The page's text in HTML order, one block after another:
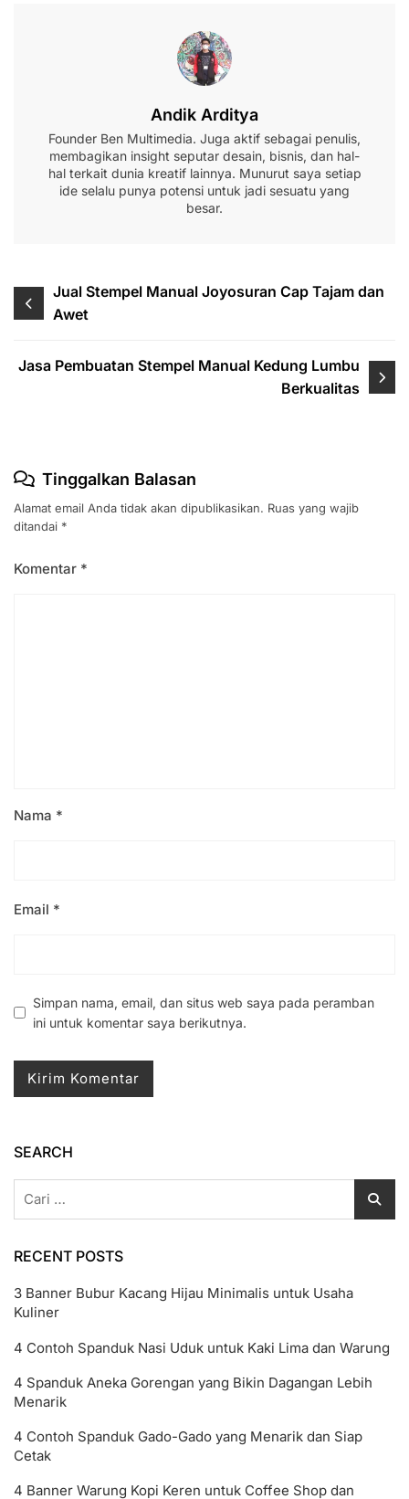
Andik Arditya
Founder Ben Multimedia. Juga aktif sebagai penulis,
membagikan insight seputar desain, bisnis, dan hal-
hal terkait dunia kreatif lainnya. Munurut saya setiap
ide selalu punya potensi untuk jadi sesuatu yang
besar.
Navigasi
pos
Jual Stempel Manual Joyosuran Cap Tajam dan
Awet
Jasa Pembuatan Stempel Manual Kedung Lumbu
Berkualitas
Tinggalkan Balasan
Alamat email Anda tidak akan dipublikasikan. Ruas yang wajib
ditandai *
Komentar *
Nama *
Email *
Simpan nama, email, dan situs web saya pada peramban
ini untuk komentar saya berikutnya.
SEARCH
RECENT POSTS
3 Banner Bubur Kacang Hijau Minimalis untuk Usaha
Kuliner
4 Contoh Spanduk Nasi Uduk untuk Kaki Lima dan Warung
4 Spanduk Aneka Gorengan yang Bikin Dagangan Lebih
Menarik
4 Contoh Spanduk Gado-Gado yang Menarik dan Siap
Cetak
4 Banner Warung Kopi Keren untuk Coffee Shop dan